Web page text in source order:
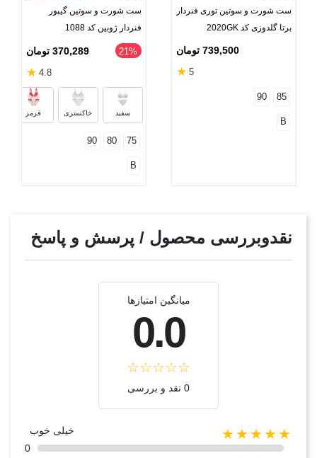
ست شورت و سوتین توری فنردار
برتا گلدوزی کد 2020GK
739,500 تومان
5
★
85
90
B
ست شورت و سوتین گیپور
فنردار ژوبین کد 1088
‎21% 370,289 تومان
4.8
★
سفید خاکستری قرمز
75
80
90
B
نقدوبررسی محصول / پرسش و پاسخ
میانگین امتیازها
0.0
0 نقد و بررسی
★★★★★
خیلی خوب
0